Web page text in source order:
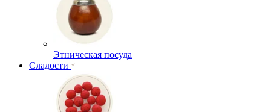
Этническая посуда
Сладости